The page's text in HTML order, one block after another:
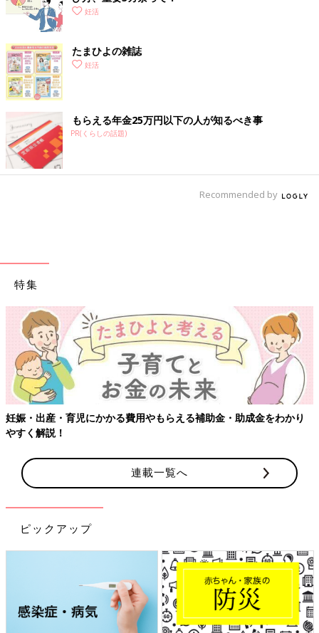
妊活
たまひよの雑誌
妊活
もらえる年金25万円以下の人が知るべき事
PR(くらしの話題)
Recommended by
特集
妊娠・出産・育児にかかる費用やもらえる補助金・助成金をわかり
やすく解説！
連載一覧へ
ピックアップ